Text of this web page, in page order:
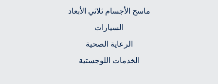
ماسح الأجسام ثلاثي الأبعاد
السيارات
الرعاية الصحية
الخدمات اللوجستية